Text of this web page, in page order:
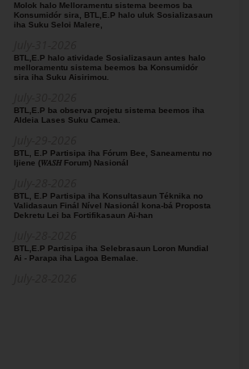
Molok halo Melloramentu sistema beemos ba
Konsumidór sira, BTL,E.P halo uluk Sosializasaun
iha Suku Seloi Malere,
BTL,E.P halo atividade Sosializasaun antes halo
melloramentu sistema beemos ba Konsumidór
sira iha Suku Aisirimou.
BTL,E.P ba observa projetu sistema beemos iha
Aldeia Lases Suku Camea.
BTL, E.P Partisipa iha Fórum Bee, Saneamentu no
Ijiene (𝑊𝐴𝑆𝐻 Forum) Nasionál
BTL, E.P Partisipa iha Konsultasaun Téknika no
Validasaun Finál Nível Nasionál kona-bá Proposta
Dekretu Lei ba Fortifikasaun Ai-han
BTL,E.P Partisipa iha Selebrasaun Loron Mundial
Ai - Parapa iha Lagoa Bemalae.